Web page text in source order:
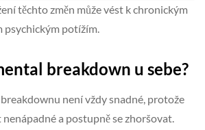
těchto změn může vést k chronickým
psychickým potížím.
breakdown u sebe?
není vždy snadné, protože
a postupně se zhoršovat.